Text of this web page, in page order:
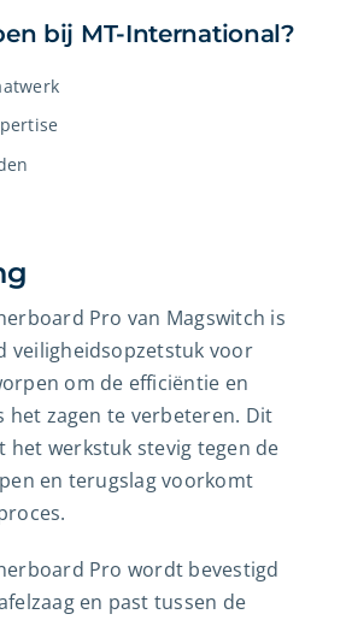
bij MT-International?
Pro van Magswitch is
veiligheidsopzetstuk voor
om de efficiëntie en
het zagen te verbeteren. Dit
het werkstuk stevig tegen de
en terugslag voorkomt
Pro wordt bevestigd
en past tussen de